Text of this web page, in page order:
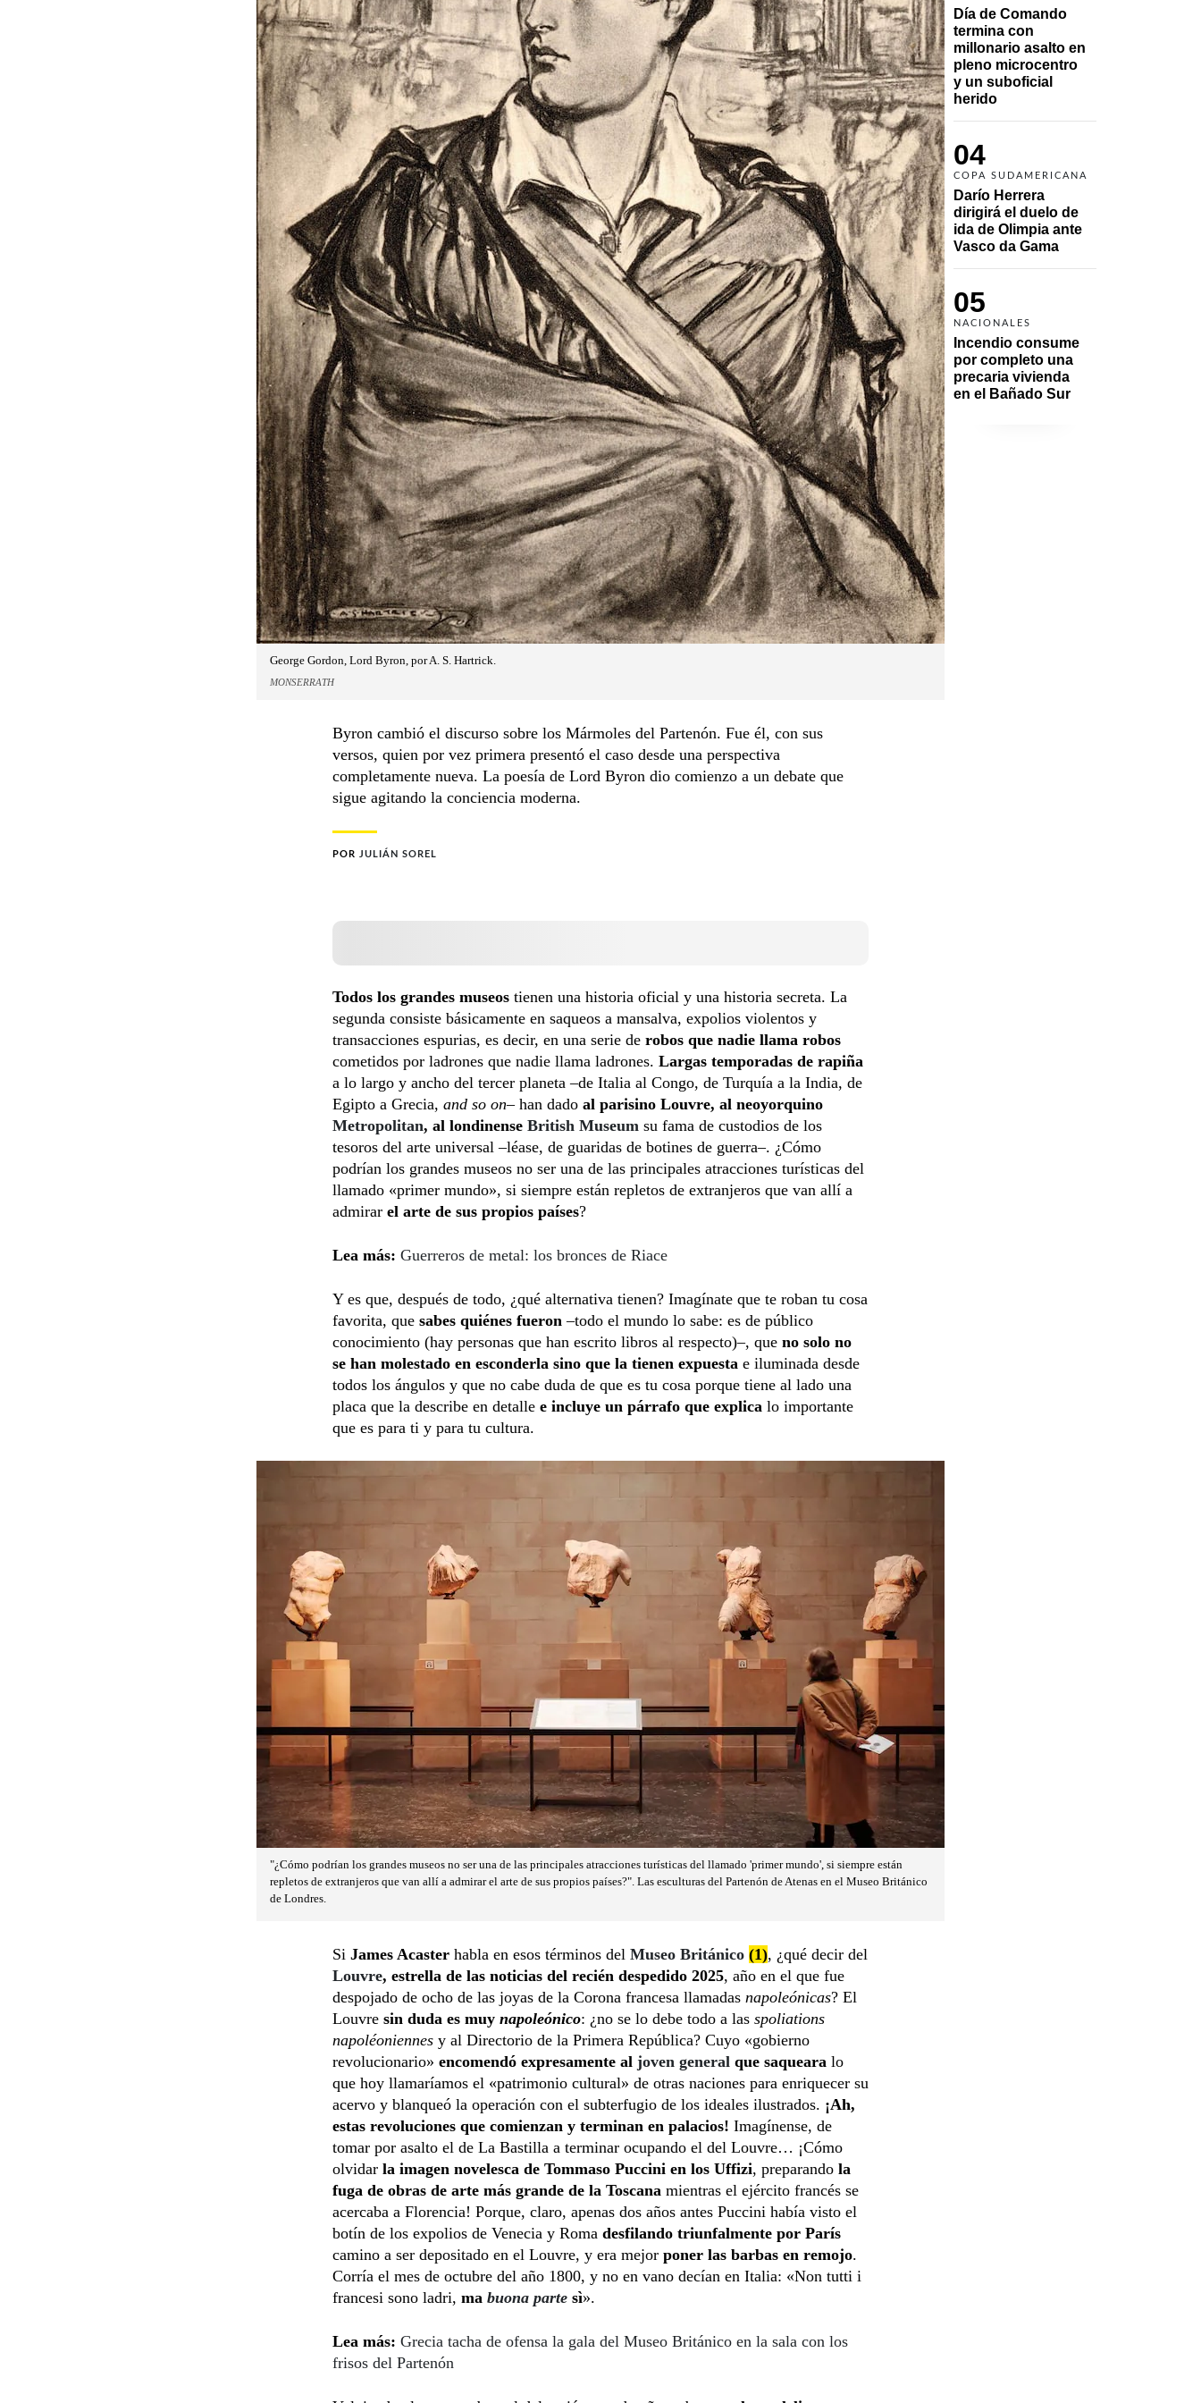
Día de Comando
termina con
millonario asalto en
pleno microcentro
y un suboficial
herido
04
COPA SUDAMERICANA
Darío Herrera
dirigirá el duelo de
ida de Olimpia ante
Vasco da Gama
05
NACIONALES
Incendio consume
por completo una
precaria vivienda
en el Bañado Sur
George Gordon, Lord Byron, por A. S. Hartrick.
MONSERRATH
Byron cambió el discurso sobre los Mármoles del Partenón. Fue él, con sus
versos, quien por vez primera presentó el caso desde una perspectiva
completamente nueva. La poesía de Lord Byron dio comienzo a un debate que
sigue agitando la conciencia moderna.
POR JULIÁN SOREL
Todos los grandes museos tienen una historia oficial y una historia secreta. La
segunda consiste básicamente en saqueos a mansalva, expolios violentos y
transacciones espurias, es decir, en una serie de robos que nadie llama robos
cometidos por ladrones que nadie llama ladrones. Largas temporadas de rapiña
a lo largo y ancho del tercer planeta –de Italia al Congo, de Turquía a la India, de
Egipto a Grecia, and so on– han dado al parisino Louvre, al neoyorquino
Metropolitan, al londinense British Museum su fama de custodios de los
tesoros del arte universal –léase, de guaridas de botines de guerra–. ¿Cómo
podrían los grandes museos no ser una de las principales atracciones turísticas del
llamado «primer mundo», si siempre están repletos de extranjeros que van allí a
admirar el arte de sus propios países?
Lea más: Guerreros de metal: los bronces de Riace
Y es que, después de todo, ¿qué alternativa tienen? Imagínate que te roban tu cosa
favorita, que sabes quiénes fueron–todo el mundo lo sabe: es de público
conocimiento (hay personas que han escrito libros al respecto)–, que no solo no
se han molestado en esconderla sino que la tienen expuesta e iluminada desde
todos los ángulos y que no cabe duda de que es tu cosa porque tiene al lado una
placa que la describe en detalle e incluye un párrafo que explica lo importante
que es para ti y para tu cultura.
"¿Cómo podrían los grandes museos no ser una de las principales atracciones turísticas del llamado 'primer mundo', si siempre están
repletos de extranjeros que van allí a admirar el arte de sus propios países?". Las esculturas del Partenón de Atenas en el Museo Británico
de Londres.
Si James Acaster habla en esos términos del Museo Británico (1), ¿qué decir del
Louvre, estrella de las noticias del recién despedido 2025, año en el que fue
despojado de ocho de las joyas de la Corona francesa llamadas napoleónicas? El
Louvre sin duda es muy napoleónico: ¿no se lo debe todo a las spoliations
napoléoniennes y al Directorio de la Primera República? Cuyo «gobierno
revolucionario» encomendó expresamente al joven general que saqueara lo
que hoy llamaríamos el «patrimonio cultural» de otras naciones para enriquecer su
acervo y blanqueó la operación con el subterfugio de los ideales ilustrados. ¡Ah,
estas revoluciones que comienzan y terminan en palacios! Imagínense, de
tomar por asalto el de La Bastilla a terminar ocupando el del Louvre… ¡Cómo
olvidar la imagen novelesca de Tommaso Puccini en los Uffizi, preparando la
fuga de obras de arte más grande de la Toscana mientras el ejército francés se
acercaba a Florencia! Porque, claro, apenas dos años antes Puccini había visto el
botín de los expolios de Venecia y Roma desfilando triunfalmente por París
camino a ser depositado en el Louvre, y era mejor poner las barbas en remojo.
Corría el mes de octubre del año 1800, y no en vano decían en Italia: «Non tutti i
francesi sono ladri, ma buona parte sì».
Lea más: Grecia tacha de ofensa la gala del Museo Británico en la sala con los
frisos del Partenón